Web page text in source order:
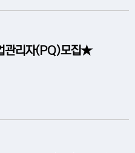
관리자(PQ)모집★